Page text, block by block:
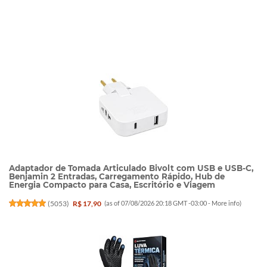
Adaptador de Tomada Articulado Bivolt com USB e USB-C,
Benjamin 2 Entradas, Carregamento Rápido, Hub de
Energia Compacto para Casa, Escritório e Viagem
(5053) R$ 17,90 (as of 07/08/2026 20:18 GMT -03:00 - More info)